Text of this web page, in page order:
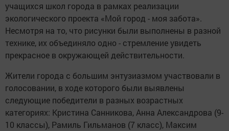
учащихся школ города в рамках реализации
экологического проекта «Мой город - моя забота».
Несмотря на то, что рисунки были выполнены в разной
технике, их объединяло одно - стремление увидеть
прекрасное в окружающей действительности.
Жители города с большим энтузиазмом участвовали в
голосовании, в ходе которого были выявлены
следующие победители в разных возрастных
категориях: Кристина Санникова, Анна Александрова (9-
10 классы), Рамиль Гильманов (7 класс), Максим